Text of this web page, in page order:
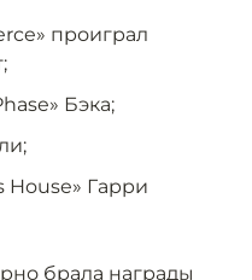
проиграл
Бэка;
House» Гарри
брала награды